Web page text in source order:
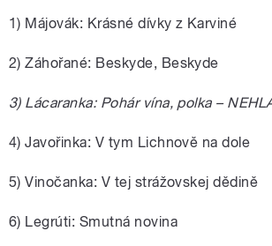
1) Májovák: Krásné dívky z Karviné
2) Záhořané: Beskyde, Beskyde
3) Lácaranka: Pohár vína, polka –
4) Javořinka: V tym Lichnově na dole
5) Vinočanka: V tej strážovskej dědině
6) Legrúti: Smutná novina